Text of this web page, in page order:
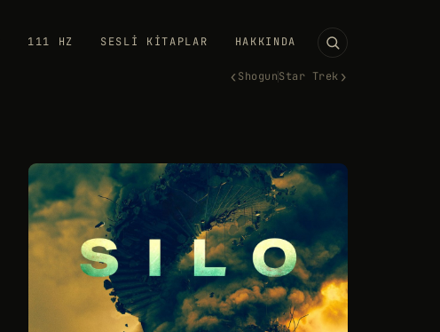
111 HZ SESLI KITAPLAR HAKKINDA
‹ShogunStar Trek ›